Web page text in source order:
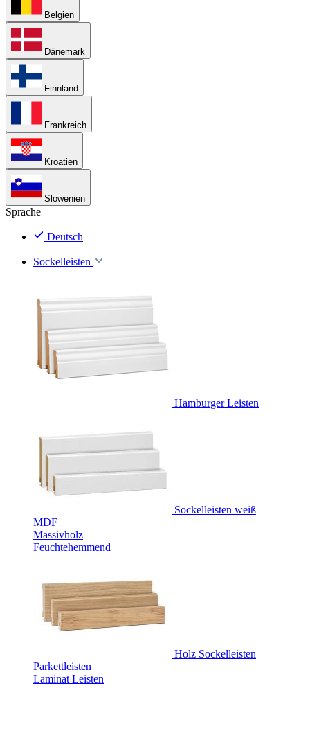
Belgien
Dänemark
Finnland
Frankreich
Kroatien
Slowenien
Sprache
Deutsch
Sockelleisten
Hamburger Leisten
Sockelleisten weiß
MDF
Massivholz
Feuchtehemmend
Holz Sockelleisten
Parkettleisten
Laminat Leisten